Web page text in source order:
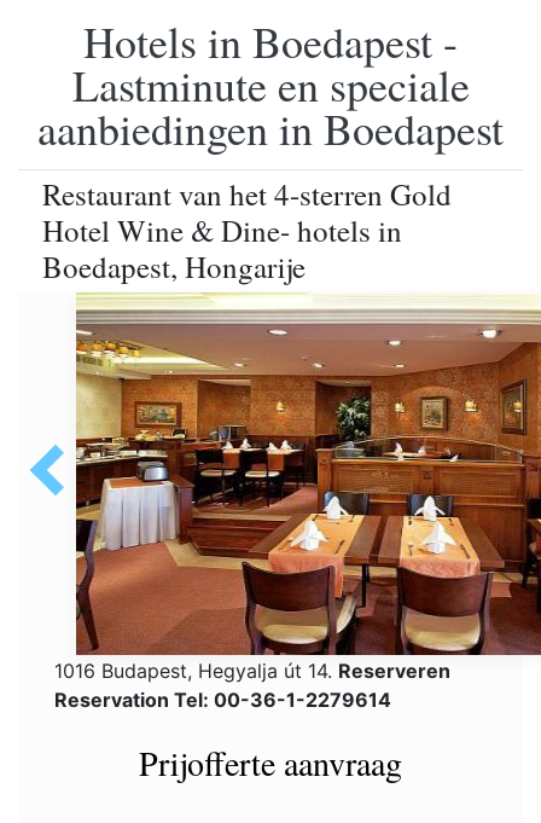
Hotels in Boedapest -
Lastminute en speciale
aanbiedingen in Boedapest
Restaurant van het 4-sterren Gold
Hotel Wine & Dine- hotels in
Boedapest, Hongarije
1016 Budapest, Hegyalja út 14. Reserveren
Reservation Tel: 00-36-1-2279614
Prijofferte aanvraag